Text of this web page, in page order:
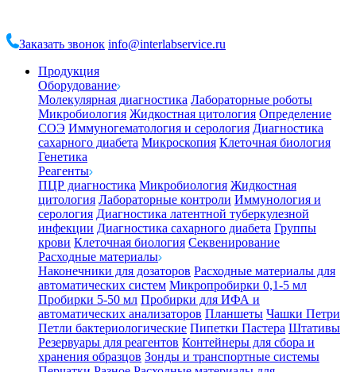
Заказать звонок info@interlabservice.ru
Продукция
Оборудование
Молекулярная диагностика Лабораторные роботы
Микробиология Жидкостная цитология Определение
СОЭ Иммуногематология и серология Диагностика
сахарного диабета Микроскопия Клеточная биология
Генетика
Реагенты
ПЦР диагностика Микробиология Жидкостная
цитология Лабораторные контроли Иммунология и
серология Диагностика латентной туберкулезной
инфекции Диагностика сахарного диабета Группы
крови Клеточная биология Секвенирование
Расходные материалы
Наконечники для дозаторов Расходные материалы для
автоматических систем Микропробирки 0,1-5 мл
Пробирки 5-50 мл Пробирки для ИФА и
автоматических анализаторов Планшеты Чашки Петри
Петли бактериологические Пипетки Пастера Штативы
Резервуары для реагентов Контейнеры для сбора и
хранения образцов Зонды и транспортные системы